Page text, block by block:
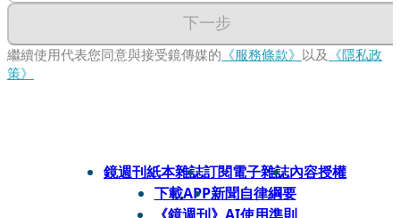
下一步
繼續使用代表您同意與接受鏡傳媒的 《服務條款》 以及 《隱私政
策》
鏡週刊紙本雜誌訂閱電子雜誌內容授權
下載APP新聞自律綱要